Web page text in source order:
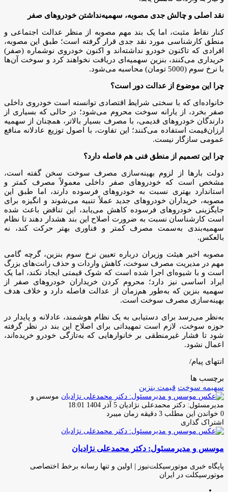
نقد اصلی و چالش جدی مصوبه، سهمیه‌‌نداشتن خودروهای صفر
کنار نقاط مثبت، اما یک بند مهم مصوبه از منظر عدالت اجتماعی و
منطق کارشناسی مورد نقد جدی قرار گرفته است؛ طبق این مصوبه،
افرادی که تاکنون خودرو نداشته‌اند و اکنون خودروی نوشماره (صفر)
خریداری می‌کنند، بنزین سهمیه‌ای دریافت نخواهند کرد و سوخت آن‌ها
با نرخ سوم (5000 تومان) محاسبه می‌شود.
چرا این موضوع از عدالت دور است؟
خانواده‌ای که با سختی شرایط اقتصادی توانسته است خودروی داخلی
صفر بخرد، از یارانه سوخت محروم می‌شود؛ در حالی که بسیاری از
دارندگان خودروهای قدیمی، با مصرف بسیار بالاتر، همچنان از سهمیه
ارزان‌قیمت استفاده می‌کنند؛ این تفاوت، با اصول توزیع عادلانه منافع
عمومی سازگار نیست.
چرا این تصمیم از منطق فنی هم فاصله دارد؟
دولت بارها از لزوم بهینه‌سازی مصرف سوخت سخن گفته است،
مشخص است که خودروهای صفر داخلی معمولاً مصرف کمتر و
استاندارد بهتری نسبت به خودروهای فرسوده دارند، اما طبق این
مصوبه، خریداران خودروهای جدید عملاً تنبیه می‌شوند و انگیزه برای
جایگزینی خودروهای فرسوده کاهش می‌یابد، این تناقض باعث شده
است کارشناسان نسبت به ضرورت اصلاح این بند هشدار دهند تا نظام
سهمیه‌بندی به‌سمت مصرف کمتر و فناوری بهتر حرکت کند، نه
بالعکس.
مصوبه اخیر هیئت وزیران درباره تعیین نرخ سوم بنزین، گرچه گامی
مهم در مدیریت مصرف سوخت، کاهش واردات و حذف رانت‌های بزرگ
است و با شیوه‌ای اجرا شده است که شوک قیمتی ایجاد نکند، اما یک
ایراد اساسی نیز دارد؛ محروم کردن خریداران خودروهای صفر از
سهمیه بنزین که به‌طور هم‌زمان از عدالت فاصله دارد و خلاف هدف
بهینه‌سازی مصرف سوخت است.
به‌نظر می‌رسد برای دستیابی به یک نظام هوشمند، عادلانه و پایدار در
حوزه سوخت، لازم است تمهیداتی برای اصلاح این بند در نظر گرفته
شود تا فشار غیرمنطقی بر خانوارهایی که به‌تازگی خودرو خریده‌اند،
اعمال نشود.
انتهای پیام/
برچسب ها
سهیمه سوخت قیمت بنزین
موسس و
مدیرمسئول: دکتر محمدعلی نژادیان ارسال
ایمیل
5 آذر 1404 18:01
0 خواندن این مطلب 3 دقیقه زمان میبرد
اشتراک گذاری
فیس
توئیتر
لینکدین
واتس
تلگرام
اشتراک
از
ایمیل
چاپ
موسس و مدیرمسئول: دکتر محمدعلی نژادیان
پایگاه خبری موتورسیکلت‌نیوز | اولین و تنها رسانه برخط اختصاصی
موتورسیکلت در ایران